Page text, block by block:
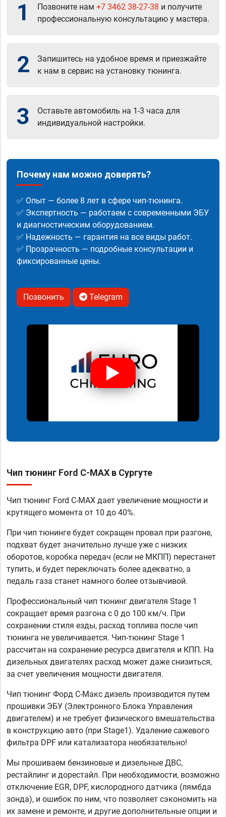
1 Позвоните нам +7 3462 38-27-38 и получите
профессиональную консультацию у мастера.
2
Запишитесь на удобное время и приезжайте
к нам в сервис на установку тюнинга.
3
Оставьте автомобиль на 1-3 часа для
индивидуальной настройки.
Почему нам можно доверять?
✅ Опыт — более 8 лет в сфере чип-тюнинга.
✅ Экспертность — работаем с современными ЭБУ
и диагностическим оборудованием.
✅ Надежность — гарантия на все виды работ.
✅ Прозрачность — подробные консультации и
фиксированные цены.
Позвонить Telegram
Чип тюнинг Ford C-MAX в Сургуте
Чип тюнинг Ford C-MAX дает увеличение мощности и
крутящего момента от 10 до 40%.
При чип тюнинге будет сокращен провал при разгоне,
подхват будет значительно лучше уже с низких
оборотов, коробка передач (если не МКПП) перестанет
тупить, и будет переключать более адекватно, а
педаль газа станет намного более отзывчивой.
Профессиональный чип тюнинг двигателя Stage 1
сокращает время разгона с 0 до 100 км/ч. При
сохранении стиля езды, расход топлива после чип
тюнинга не увеличивается. Чип-тюнинг Stage 1
рассчитан на сохранение ресурса двигателя и КПП. На
дизельных двигателях расход может даже снизиться,
за счет увеличения мощности двигателя.
Чип тюнинг Форд С-Макс дизель производится путем
прошивки ЭБУ (Электронного Блока Управления
двигателем) и не требует физического вмешательства
в конструкцию авто (при Stage1). Удаление сажевого
фильтра DPF или катализатора необязательно!
Мы прошиваем бензиновые и дизельные ДВС,
рестайлинг и дорестайл. При необходимости, возможно
отключение EGR, DPF, кислородного датчика (лямбда
зонда), и ошибок по ним, что позволяет сэкономить на
их замене и ремонте, и другие дополнительные опции и